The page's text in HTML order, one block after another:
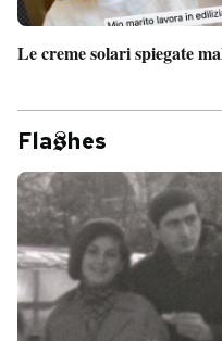
Le creme solari spiegate
Fla hes